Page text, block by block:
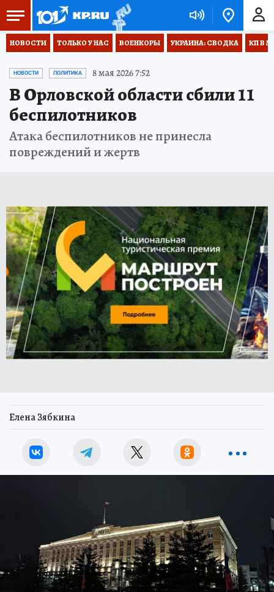
НОВОСТИ ТОЛЬКО У НАС ВОЕНКОРЫ УКРАИНА: СВОДКА КП В
НОВОСТИ ПОЛИТИКА 8 мая 2026 7:52
В Орловской области сбили 11
беспилотников
Атака беспилотников не принесла
повреждений и жертв
Елена Зябкина